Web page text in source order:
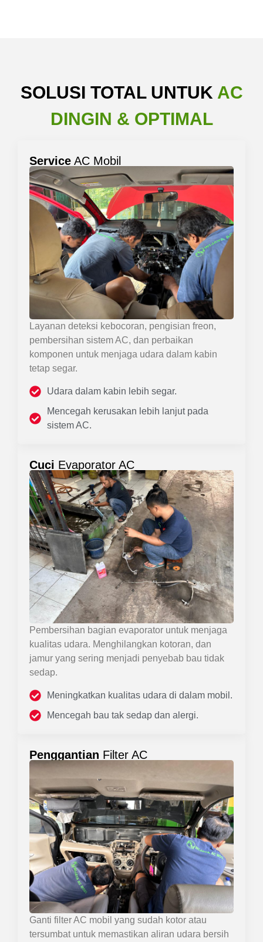
SOLUSI TOTAL UNTUK AC
DINGIN & OPTIMAL
Service AC Mobil
Layanan deteksi kebocoran, pengisian freon,
pembersihan sistem AC, dan perbaikan
komponen untuk menjaga udara dalam kabin
tetap segar.
Udara dalam kabin lebih segar.
Mencegah kerusakan lebih lanjut pada
sistem AC.
Cuci Evaporator AC
Pembersihan bagian evaporator untuk menjaga
kualitas udara. Menghilangkan kotoran, dan
jamur yang sering menjadi penyebab bau tidak
sedap.
Meningkatkan kualitas udara di dalam mobil.
Mencegah bau tak sedap dan alergi.
Penggantian Filter AC
Ganti filter AC mobil yang sudah kotor atau
tersumbat untuk memastikan aliran udara bersih